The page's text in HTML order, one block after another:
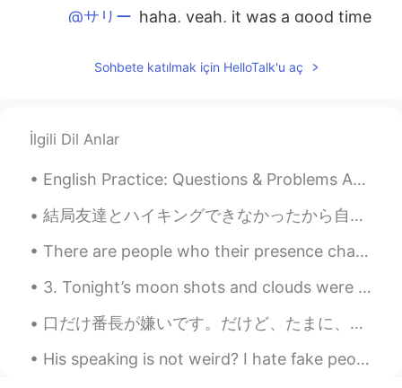
@サリー haha, yeah, it was a good time
Dominic - ドミニク 2021.06.07 00:59
います😊
Dominic - ドミニク 2021.06.07 00:49
リーの全てを付けているだけで首が強いに
がとうございます😊
Dominic - ドミニク 2021.06.07 00:30
JP
Sohbete katılmak için HelloTalk'u aç
İlgili Dil Anlar
English Practice: Questions & Problems Ask me a question regarding English and I will try to hel...
結局友達とハイキングできなかったから自分で青梅にあるコースにした！ウェブサイトは「簡単なBeginnerコースって書いてたからちょうどいいと思ったけど.... 全然そうじゃなかった😂 本当に死に...
There are people who their presence change our lives to something more beautiful, not only be...
3. Tonight’s moon shots and clouds were fantastic! Even got some halo effects from the smooth clo...
口だけ番長が嫌いです。だけど、たまに、私も口だけ番長になってます。😩神様助けて〜 Based on this image, what English expression can you th...
His speaking is not weird? I hate fake people. I hate stupid people who think they're smart 😡😡👿👿 ...